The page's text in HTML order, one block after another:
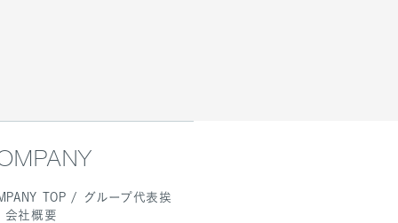
TOP / グループ代表挨
会社概要